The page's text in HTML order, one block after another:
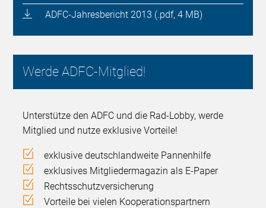
ADFC-Jahresbericht 2013 (.pdf, 4 MB)
Werde ADFC-Mitglied!
Unterstütze den ADFC und die Rad-Lobby, werde
Mitglied und nutze exklusive Vorteile!
exklusive deutschlandweite Pannenhilfe
exklusives Mitgliedermagazin als E-Paper
Rechtsschutzversicherung
Vorteile bei vielen Kooperationspartnern